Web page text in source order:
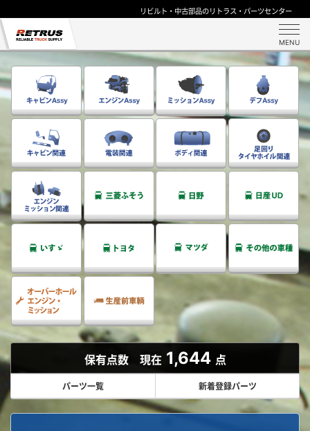
リビルト・中古部品のリトラス・パーツセンター
MENU
保有点数 現在1,644 点
パーツ一覧 新着登録パーツ